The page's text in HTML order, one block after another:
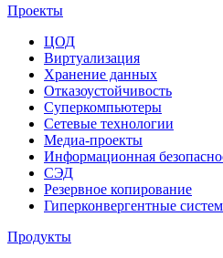
Проекты
ЦОД
Виртуализация
Хранение данных
Отказоустойчивость
Суперкомпьютеры
Сетевые технологии
Медиа-проекты
Информационная
СЭД
Резервное копирование
Гиперконвергентные
Продукты